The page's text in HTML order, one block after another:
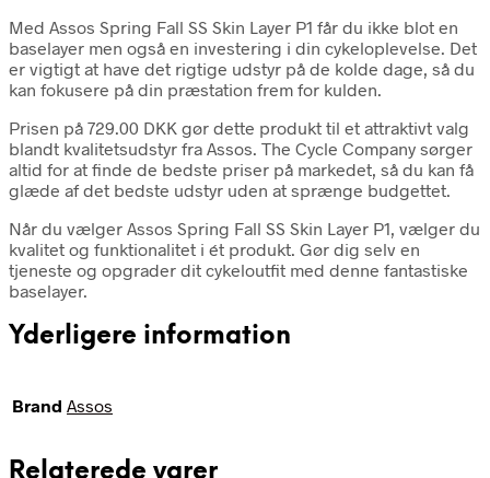
Med Assos Spring Fall SS Skin Layer P1 får du ikke blot en
baselayer men også en investering i din cykeloplevelse. Det
er vigtigt at have det rigtige udstyr på de kolde dage, så du
kan fokusere på din præstation frem for kulden.
Prisen på 729.00 DKK gør dette produkt til et attraktivt valg
blandt kvalitetsudstyr fra Assos. The Cycle Company sørger
altid for at finde de bedste priser på markedet, så du kan få
glæde af det bedste udstyr uden at sprænge budgettet.
Når du vælger Assos Spring Fall SS Skin Layer P1, vælger du
kvalitet og funktionalitet i ét produkt. Gør dig selv en
tjeneste og opgrader dit cykeloutfit med denne fantastiske
baselayer.
Yderligere information
Brand Assos